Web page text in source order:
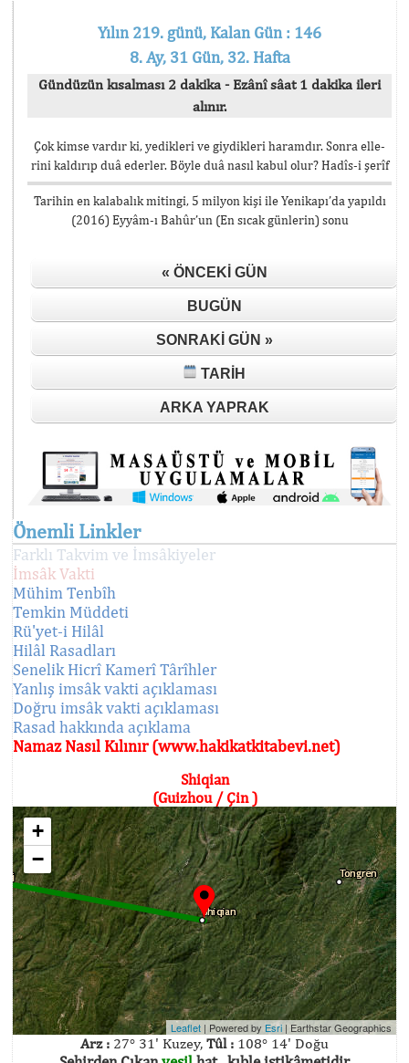
Yılın 219. günü, Kalan Gün : 146
8. Ay, 31 Gün, 32. Hafta
Gündüzün kısalması 2 dakika - Ezânî sâat 1 dakika ileri
alınır.
Çok kimse vardır ki, yedikleri ve giydikleri haramdır. Sonra elle-
rini kaldırıp duâ ederler. Böyle duâ nasıl kabul olur? Hadîs-i şerîf
Tarihin en kalabalık mitingi, 5 milyon kişi ile Yenikapı’da yapıldı
(2016) Eyyâm-ı Bahûr’un (En sıcak günlerin) sonu
« ÖNCEKI GÜN
BUGÜN
SONRAKI GÜN »
TARIH
ARKA YAPRAK
Önemli Linkler
Farklı Takvim ve İmsâkiyeler
İmsâk Vakti
Mühim Tenbîh
Temkin Müddeti
Rü'yet-i Hilâl
Hilâl Rasadları
Senelik Hicrî Kamerî Târîhler
Yanlış imsâk vakti açıklaması
Doğru imsâk vakti açıklaması
Rasad hakkında açıklama
Namaz Nasıl Kılınır (www.hakikatkitabevi.net)
Shiqian
(Guizhou / Çin )
+
−
Leaflet | Powered by Esri | Earthstar Geographics
Arz : 27° 31' Kuzey, Tûl : 108° 14' Doğu